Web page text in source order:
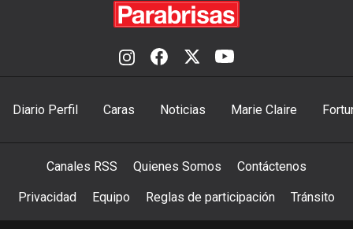
Diario Perfil Caras Noticias Marie Claire
Canales RSS Quienes Somos Contáctenos
Privacidad Equipo Reglas de participación Tránsito